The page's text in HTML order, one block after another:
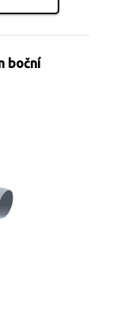
boční